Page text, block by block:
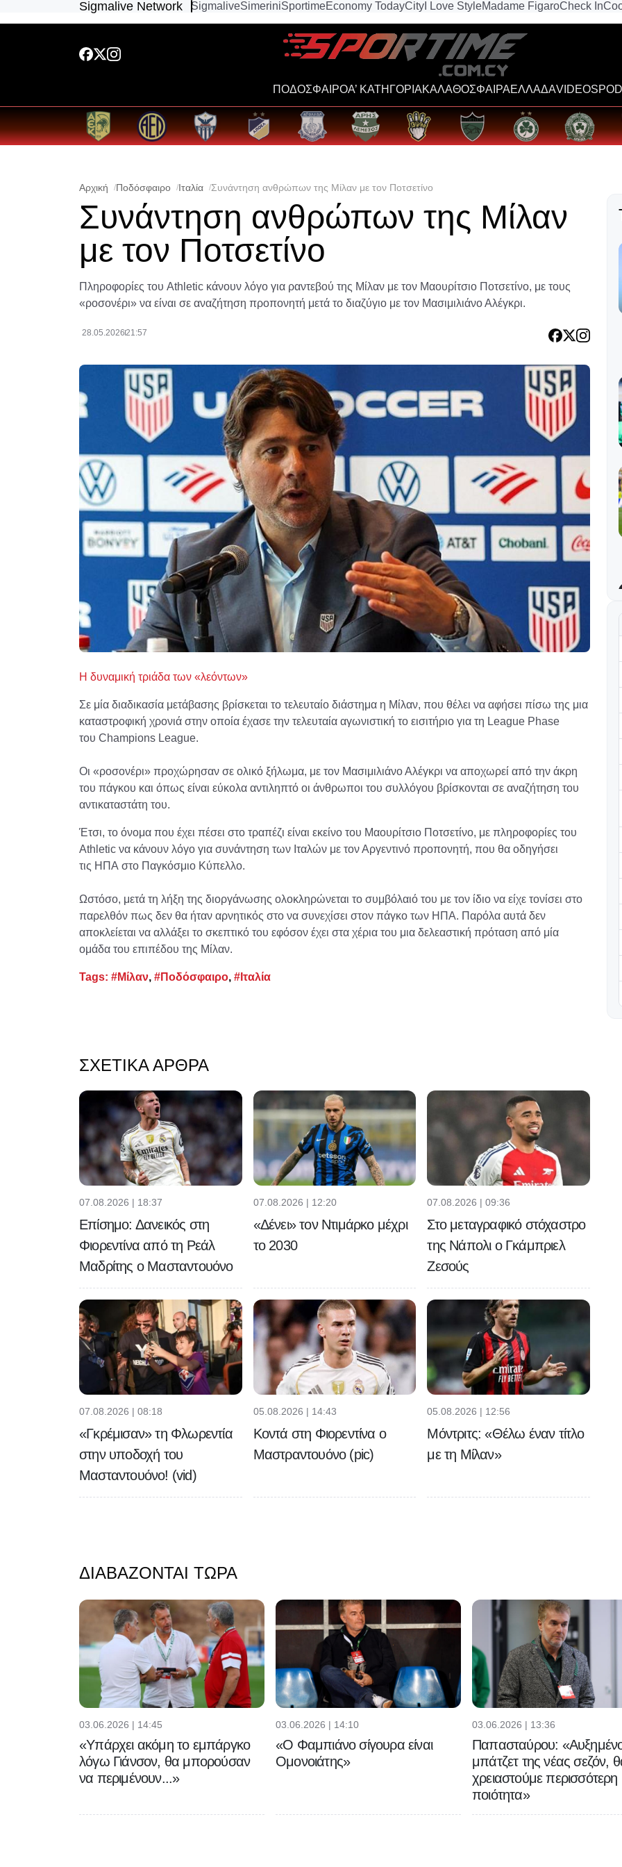
Sigmalive Network SigmaliveSimeriniSportimeEconomy TodayCity I Love StyleMadame FigaroCheck In
ΠΟΔΟΣΦΑΙΡΟΑ’ ΚΑΤΗΓΟΡΙΑΚΑΛΑΘΟΣΦΑΙΡΑΕΛΛΑΔΑVIDEOS
Αρχική Ποδόσφαιρο Ιταλία Συνάντηση ανθρώπων της Μίλαν με τον Ποτσετίνο
Συνάντηση ανθρώπων της Μίλαν
με τον Ποτσετίνο
Πληροφορίες του Athletic κάνουν λόγο για ραντεβού της Μίλαν με τον Μαουρίτσιο Ποτσετίνο, με τους
«ροσονέρι» να είναι σε αναζήτηση προπονητή μετά το διαζύγιο με τον Μασιμιλιάνο Αλέγκρι.
28.05.202621:57
Η δυναμική τριάδα των «λεόντων»
Σε μία διαδικασία μετάβασης βρίσκεται το τελευταίο διάστημα η Μίλαν, που θέλει να αφήσει πίσω της μια
καταστροφική χρονιά στην οποία έχασε την τελευταία αγωνιστική το εισιτήριο για τη League Phase
του Champions League.
Οι «ροσονέρι» προχώρησαν σε ολικό ξήλωμα, με τον Μασιμιλιάνο Αλέγκρι να αποχωρεί από την άκρη
του πάγκου και όπως είναι εύκολα αντιληπτό οι άνθρωποι του συλλόγου βρίσκονται σε αναζήτηση του
αντικαταστάτη του.
Έτσι, το όνομα που έχει πέσει στο τραπέζι είναι εκείνο του Μαουρίτσιο Ποτσετίνο, με πληροφορίες του
Athletic να κάνουν λόγο για συνάντηση των Ιταλών με τον Αργεντινό προπονητή, που θα οδηγήσει
τις ΗΠΑ στο Παγκόσμιο Κύπελλο.
Ωστόσο, μετά τη λήξη της διοργάνωσης ολοκληρώνεται το συμβόλαιό του με τον ίδιο να είχε τονίσει στο
παρελθόν πως δεν θα ήταν αρνητικός στο να συνεχίσει στον πάγκο των ΗΠΑ. Παρόλα αυτά δεν
αποκλείεται να αλλάξει το σκεπτικό του εφόσον έχει στα χέρια του μια δελεαστική πρόταση από μία
ομάδα του επιπέδου της Μίλαν.
Tags: #Μίλαν, #Ποδόσφαιρο, #Ιταλία
ΣΧΕΤΙΚΆ ΆΡΘΡΑ
07.08.2026 | 18:37
Επίσημο: Δανεικός στη
Φιορεντίνα από τη Ρεάλ
Μαδρίτης ο Μασταντουόνο
07.08.2026 | 12:20
«Δένει» τον Ντιμάρκο μέχρι
το 2030
07.08.2026 | 09:36
Στο μεταγραφικό στόχαστρο
της Νάπολι ο Γκάμπριελ
Ζεσούς
07.08.2026 | 08:18
«Γκρέμισαν» τη Φλωρεντία
στην υποδοχή του
Μασταντουόνο! (vid)
05.08.2026 | 14:43
Κοντά στη Φιορεντίνα ο
Μαστραντουόνο (pic)
05.08.2026 | 12:56
Μόντριτς: «Θέλω έναν τίτλο
με τη Μίλαν»
ΔΙΑΒΆΖΟΝΤΑΙ ΤΏΡΑ
03.06.2026 | 14:45
«Υπάρχει ακόμη το εμπάργκο
λόγω Γιάνσον, θα μπορούσαν
να περιμένουν...»
03.06.2026 | 14:10
«Ο Φαμπιάνο σίγουρα είναι
Ομονοιάτης»
03.06.2026 | 13:36
Παπασταύρου:
μπάτζετ της νέας σεζόν,
χρειαστούμε περισσότερη
ποιότητα»